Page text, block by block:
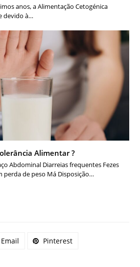
anos, a Alimentação Cetogénica
devido à…
Alimentar ?
Abdominal Diarreias frequentes Fezes
perda de peso Má Disposição…
Email Pinterest